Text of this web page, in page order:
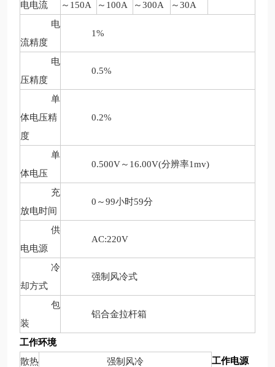
电电流 ～ 150A ～ 100A ～300A ～30A
电
流精度
1%
电
压精度
0.5%
单
体电压精
度
0.2%
单
体电压
0.500V～ 16.00V(分辨率1mv)
充
放电时间
0 ～99小时59分
供
电电源
AC:220V
冷
却方式
强制风冷式
包
装
铝合金拉杆箱
工作环境
散热
强制风冷
工作电源